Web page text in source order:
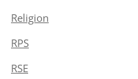
Religion
RPS
RSE